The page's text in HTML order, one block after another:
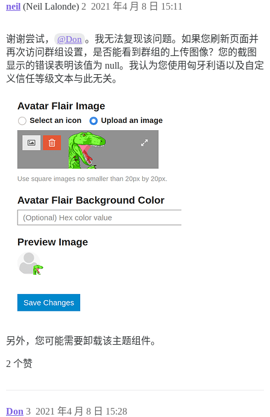
neil (Neil Lalonde) 2021 年4 月 8 日 15:11
2
谢谢尝试， @Don 。我无法复现该问题。如果您刷新页面并
再次访问群组设置，是否能看到群组的上传图像？您的截图
显示的错误表明该值为 null。我认为您使用匈牙利语以及自定
义信任等级文本与此无关。
另外，您可能需要卸载该主题组件。
2 个赞
Don 2021 年4 月 8 日 15:28
3